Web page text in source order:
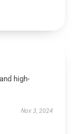
high-
Nov 3, 2024